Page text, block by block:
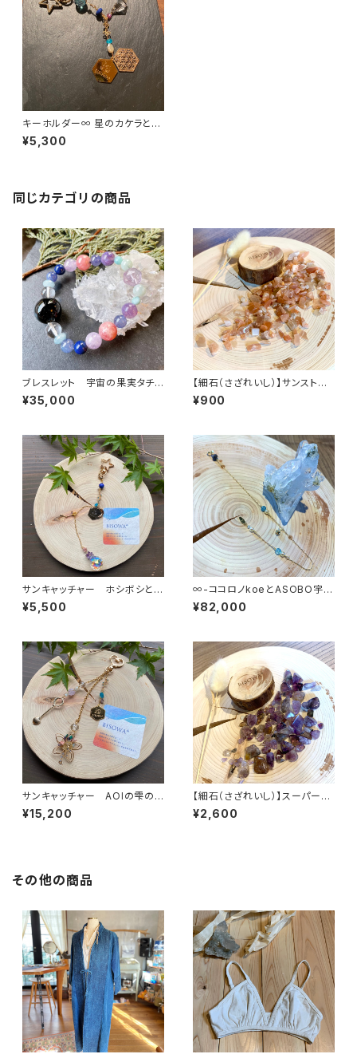
キーホルダー∞ 星のカケラと唄
とリズムの中で∞
¥5,300
同じカテゴリの商品
ブレスレット 宇宙の果実タチと
アソボウ
¥35,000
【細石（さざれいし）】サンストー
ン 100g
¥900
サンキャッチャー ホシボシとア
ソブ唄
¥5,500
∞-ココロノkoeとASOBO宇-
∞
¥82,000
サンキャッチャー AOIの雫の
恵みをあなたへ
¥15,200
【細石（さざれいし）】スーパーセ
ブン 100g
¥2,600
その他の商品